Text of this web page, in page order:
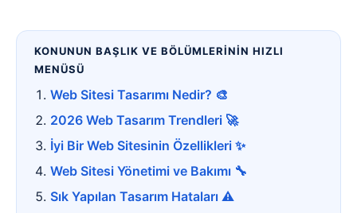
KONUNUN BAŞLIK VE BÖLÜMLERİNİN HIZLI
MENÜSÜ
Web Sitesi Tasarımı Nedir? 🎨
2026 Web Tasarım Trendleri 🚀
İyi Bir Web Sitesinin Özellikleri ✨
Web Sitesi Yönetimi ve Bakımı 🔧
Sık Yapılan Tasarım Hataları ⚠️